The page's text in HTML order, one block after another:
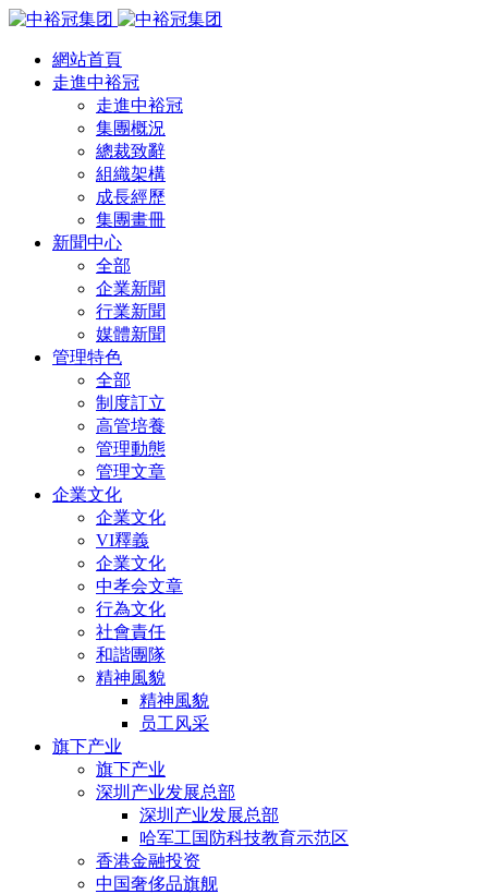
網站首頁
走進中裕冠
走進中裕冠
集團概況
總裁致辭
組織架構
成長經歷
集團畫冊
新聞中心
全部
企業新聞
行業新聞
媒體新聞
管理特色
全部
制度訂立
高管培養
管理動態
管理文章
企業文化
企業文化
VI釋義
企業文化
中孝会文章
行為文化
社會責任
和諧團隊
精神風貌
精神風貌
员工风采
旗下产业
旗下产业
深圳产业发展总部
深圳产业发展总部
哈军工国防科技教育示范区
香港金融投资
中国奢侈品旗舰